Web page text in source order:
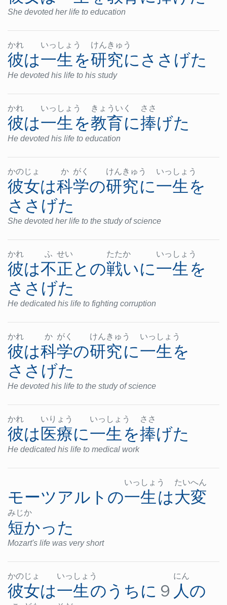
She devoted her life to education
かれ
彼は
いっ しょ う
一生を
けんきゅ う
研究に ささげた
He devoted his life to his study
かれ
彼は
いっ しょ う
一生を
きょ うい く
教育に
ささ
捧げた
He devoted his life to education
かのじょ
彼女は
か がく
科学の
けんきゅ う
研究に
いっ しょ う
一生を
ささげた
She devoted her life to the study of science
かれ
彼は
ふ せい
不正と の
たたか
戦いに
いっ しょ う
一生を
ささげた
He dedicated his life to fighting corruption
かれ
彼は
か がく
科学の
けんきゅ う
研究に
いっ しょ う
一生を
ささげた
He devoted his life to the study of science
かれ
彼は
いり ょう
医療に
いっ しょ う
一生を
ささ
捧げた
He dedicated his life to medical work
モーツアルト の
いっ しょ う
一生は
たいへん
大変
みじか
短かった
Mozart's life was very short
かのじょ
彼女は
いっ しょ う
一生のうち に ９
にん
人の